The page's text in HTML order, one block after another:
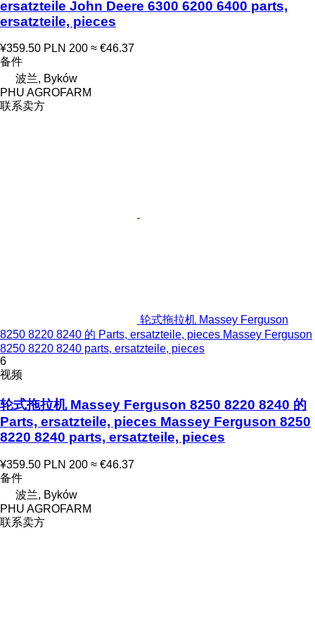
ersatzteile John Deere 6300 6200 6400 parts,
ersatzteile, pieces
¥359.50 PLN 200 ≈ €46.37
备件
波兰, Byków
PHU AGROFARM
联系卖方
轮式拖拉机 Massey Ferguson
8250 8220 8240 的 Parts, ersatzteile, pieces Massey Ferguson
8250 8220 8240 parts, ersatzteile, pieces
6
视频
轮式拖拉机 Massey Ferguson 8250 8220 8240 的
Parts, ersatzteile, pieces Massey Ferguson 8250
8220 8240 parts, ersatzteile, pieces
¥359.50 PLN 200 ≈ €46.37
备件
波兰, Byków
PHU AGROFARM
联系卖方